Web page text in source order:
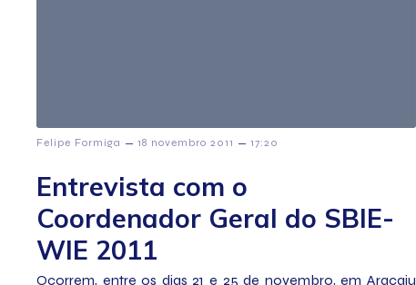
Felipe Formiga – 18 novembro 2011 – 17:20
Entrevista com o
Coordenador Geral do SBIE-
WIE 2011
Ocorrem, entre os dias 21 e 25 de novembro, em Aracaju